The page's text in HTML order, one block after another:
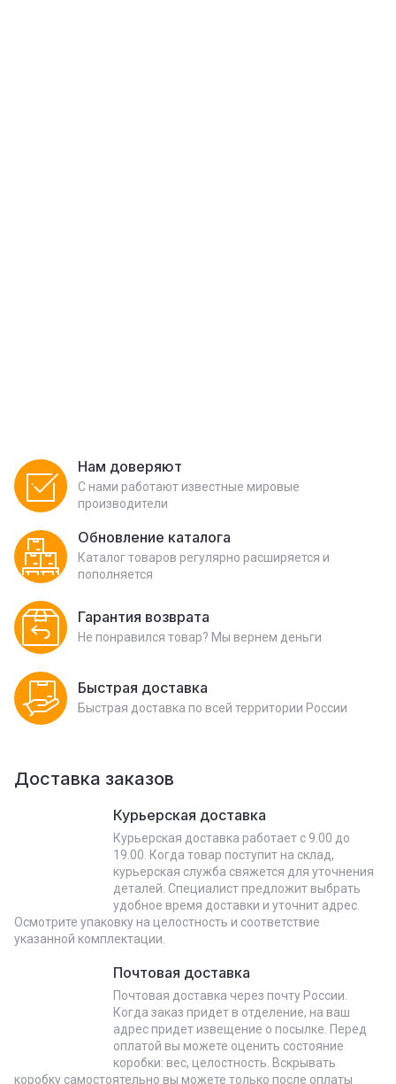
Нам доверяют
С нами работают известные мировые
производители
Обновление каталога
Каталог товаров регулярно расширяется и
пополняется
Гарантия возврата
Не понравился товар? Мы вернем деньги
Быстрая доставка
Быстрая доставка по всей территории России
Доставка заказов
Курьерская доставка
Курьерская доставка работает с 9.00 до
19.00. Когда товар поступит на склад,
курьерская служба свяжется для уточнения
деталей. Специалист предложит выбрать
удобное время доставки и уточнит адрес.
Осмотрите упаковку на целостность и соответствие
указанной комплектации.
Почтовая доставка
Почтовая доставка через почту России.
Когда заказ придет в отделение, на ваш
адрес придет извещение о посылке. Перед
оплатой вы можете оценить состояние
коробки: вес, целостность. Вскрывать
коробку самостоятельно вы можете только после оплаты